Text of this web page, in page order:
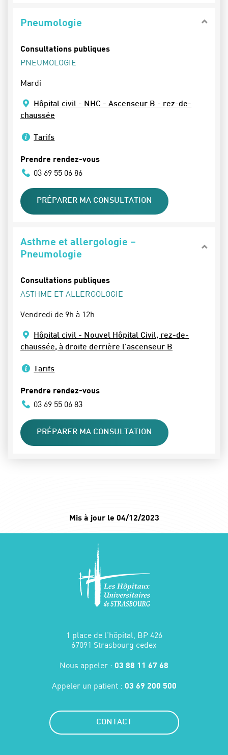
Pneumologie
Consultations publiques
PNEUMOLOGIE
Mardi
Hôpital civil - NHC - Ascenseur B - rez-de-
chaussée
Tarifs
Prendre rendez-vous
03 69 55 06 86
PRÉPARER MA CONSULTATION
Asthme et allergologie –
Pneumologie
Consultations publiques
ASTHME ET ALLERGOLOGIE
Vendredi de 9h à 12h
Hôpital civil - Nouvel Hôpital Civil, rez-de-
chaussée, à droite derrière l’ascenseur B
Tarifs
Prendre rendez-vous
03 69 55 06 83
PRÉPARER MA CONSULTATION
Mis à jour le 04/12/2023
1 place de l'hôpital, BP 426
67091 Strasbourg cedex
Nous appeler : 03 88 11 67 68
Appeler un patient : 03 69 200 500
CONTACT